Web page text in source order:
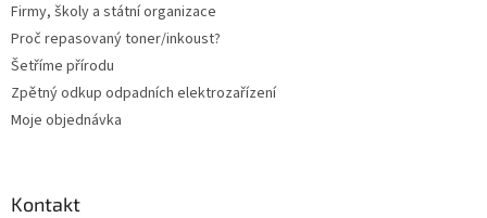
Firmy, školy a státní organizace
Proč repasovaný toner/inkoust?
Šetříme přírodu
Zpětný odkup odpadních elektrozařízení
Moje objednávka
Kontakt